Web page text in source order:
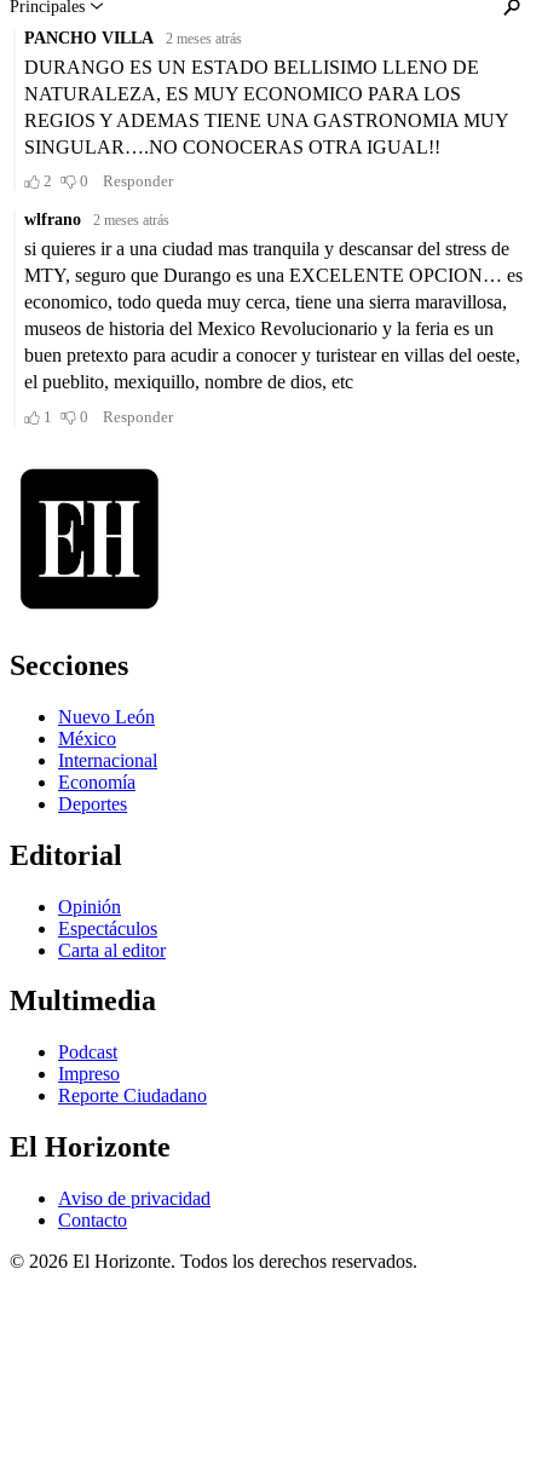
Secciones
Nuevo León
México
Internacional
Economía
Deportes
Editorial
Opinión
Espectáculos
Carta al editor
Multimedia
Podcast
Impreso
Reporte Ciudadano
El Horizonte
Aviso de privacidad
Contacto
© 2026 El Horizonte. Todos los derechos reservados.